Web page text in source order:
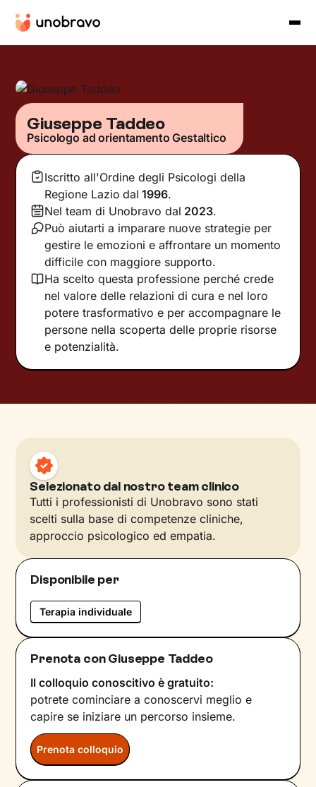
Giuseppe Taddeo
Psicologo ad orientamento Gestaltico
Iscritto all'Ordine degli Psicologi della
Regione Lazio dal 1996.
Nel team di Unobravo dal 2023.
Può aiutarti a imparare nuove strategie per
gestire le emozioni e affrontare un momento
difficile con maggiore supporto.
Ha scelto questa professione perché crede
nel valore delle relazioni di cura e nel loro
potere trasformativo e per accompagnare le
persone nella scoperta delle proprie risorse
e potenzialità.
Selezionato dal nostro team clinico
Tutti i professionisti di Unobravo sono stati
scelti sulla base di competenze cliniche,
approccio psicologico ed empatia.
Disponibile per
Terapia individuale
Prenota con Giuseppe Taddeo
Il colloquio conoscitivo è gratuito:
potrete cominciare a conoscervi meglio e
capire se iniziare un percorso insieme.
Prenota colloquio